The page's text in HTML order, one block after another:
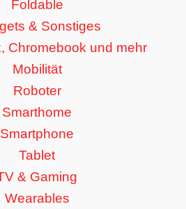
Foldable
& Sonstiges
Chromebook und mehr
Mobilität
Roboter
Smarthome
Smartphone
Tablet
& Gaming
Wearables